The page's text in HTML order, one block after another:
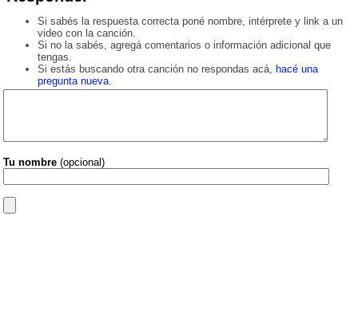
Si sabés la respuesta correcta poné nombre, intérprete y link a un
video con la canción.
Si no la sabés, agregá comentarios o información adicional que
tengas.
Si estás buscando otra canción no respondas acá, hacé una
pregunta nueva.
Tu nombre (opcional)